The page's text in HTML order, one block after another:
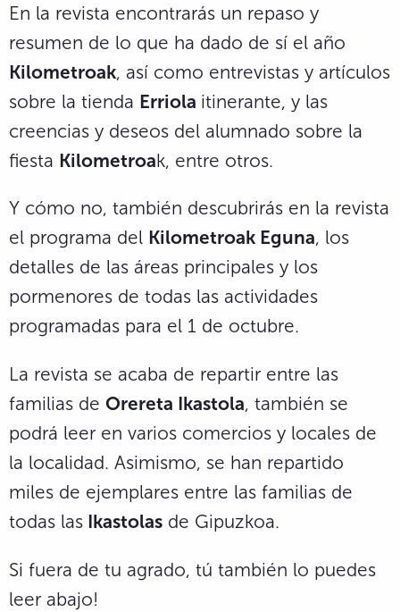
En la revista encontrarás un repaso y
resumen de lo que ha dado de sí el año
Kilometroak, así como entrevistas y artículos
sobre la tienda Erriola itinerante, y las
creencias y deseos del alumnado sobre la
fiesta Kilometroak, entre otros.
Y cómo no, también descubrirás en la revista
el programa del Kilometroak Eguna, los
detalles de las áreas principales y los
pormenores de todas las actividades
programadas para el 1 de octubre.
La revista se acaba de repartir entre las
familias de Orereta Ikastola, también se
podrá leer en varios comercios y locales de
la localidad. Asimismo, se han repartido
miles de ejemplares entre las familias de
todas las Ikastolas de Gipuzkoa.
Si fuera de tu agrado, tú también lo puedes
leer abajo!